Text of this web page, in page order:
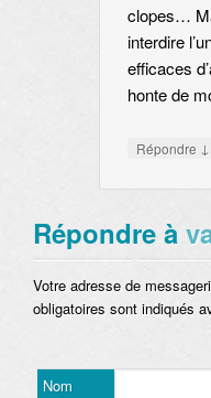
clopes…
interdire
efficaces
honte de
Répondre ↓
Répondre à
Votre adresse de
obligatoires sont indiqués
Nom